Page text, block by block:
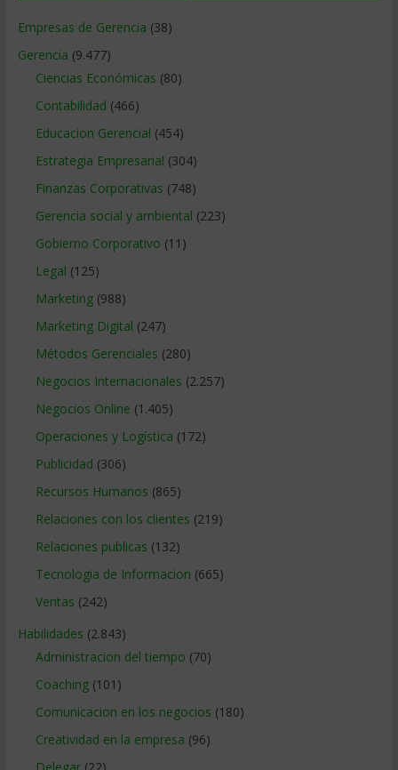
Empresas de Gerencia (38)
Gerencia (9.477)
Ciencias Económicas (80)
Contabilidad (466)
Educacion Gerencial (454)
Estrategia Empresarial (304)
Finanzas Corporativas (748)
Gerencia social y ambiental (223)
Gobierno Corporativo (11)
Legal (125)
Marketing(988)
Marketing Digital (247)
Métodos Gerenciales (280)
Negocios Internacionales (2.257)
Negocios Online (1.405)
Operaciones y Logística (172)
Publicidad (306)
Recursos Humanos (865)
Relaciones con los clientes (219)
Relaciones publicas (132)
Tecnologia de Informacion (665)
Ventas (242)
Habilidades (2.843)
Administracion del tiempo (70)
Coaching(101)
Comunicacion en los negocios (180)
Creatividad en la empresa (96)